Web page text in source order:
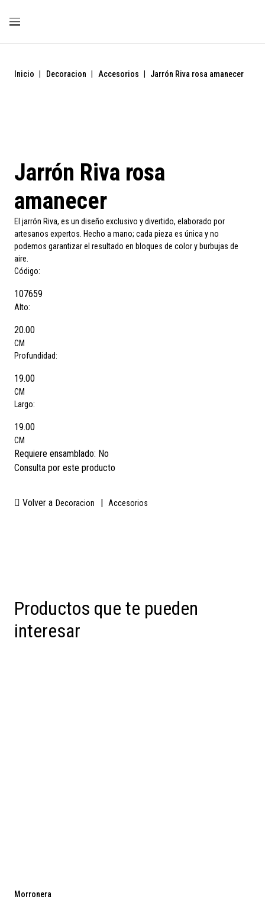
Inicio Decoracion Accesorios Jarrón Riva rosa amanecer
Jarrón Riva rosa
amanecer
El jarrón Riva, es un diseño exclusivo y divertido, elaborado por
artesanos expertos. Hecho a mano; cada pieza es única y no
podemos garantizar el resultado en bloques de color y burbujas de
aire.
Código:
107659
Alto:
20.00
CM
Profundidad:
19.00
CM
Largo:
19.00
CM
Requiere ensamblado: No
Consulta por este producto
Volver a Decoracion Accesorios
Productos que te pueden
interesar
Morronera